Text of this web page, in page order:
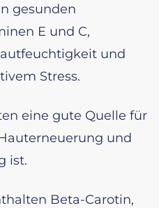
gesunden
E und C,
und
Stress.
eine gute Quelle für
und
ist.
Beta-Carotin,